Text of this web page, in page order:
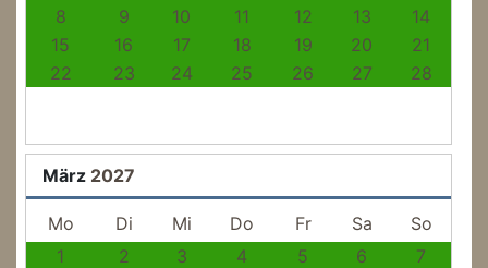
8
9 10 11 12 13
14
15
16 17 18 19 20
21
22
23 24 25 26 27 28
März 2027
Mo Di Mi Do Fr Sa
So
1
2 3 4 5 6
7